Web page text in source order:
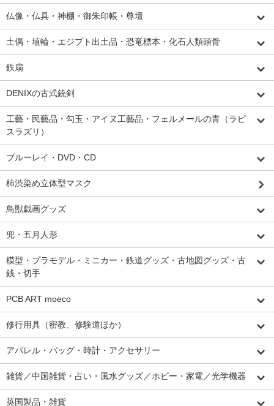
仏像・仏具・神棚・御朱印帳・尊壇
土偶・埴輪・エジプト出土品・恐竜標本・化石人類頭骨
鉄扇
DENIXの古式銃剣
工藝・民藝品・勾玉・アイヌ工藝品・フェルメールの青（ラピ
スラズリ）
ブルーレイ・DVD・CD
柿渋染め立体型マスク
鳥獣戯画グッズ
兜・五月人形
模型・プラモデル・ミニカー・鉄道グッズ・古地図グッズ・古
銭・切手
PCB ART moeco
修行用具（密教、修験道ほか）
アパレル・バッグ・時計・アクセサリー
雑貨／中国雑貨・占い・風水グッズ／ホビー・家電／光学機器
英国製品・雑貨